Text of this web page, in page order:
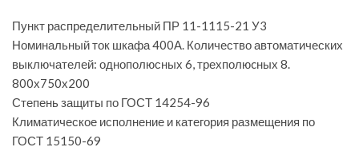
Пункт распределительный ПР 11-1115-21 У3
Номинальный ток шкафа 400А. Количество автоматических
выключателей: однополюсных 6, трехполюcных 8.
800х750х200
Степень защиты по ГОСТ 14254-96
Климатическое исполнение и категория размещения по
ГОСТ 15150-69